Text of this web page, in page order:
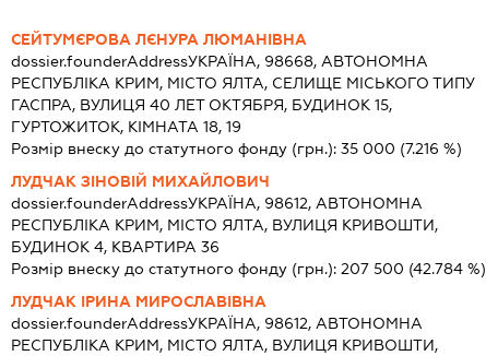
СЕЙТУМЄРОВА ЛЄНУРА ЛЮМАНІВНА
dossier.founderAddressУКРАЇНА, 98668, АВТОНОМНА
РЕСПУБЛІКА КРИМ, МІСТО ЯЛТА, СЕЛИЩЕ МІСЬКОГО ТИПУ
ГАСПРА, ВУЛИЦЯ 40 ЛЕТ ОКТЯБРЯ, БУДИНОК 15,
ГУРТОЖИТОК, КІМНАТА 18, 19
Розмір внеску до статутного фонду (грн.):35 000 (7.216 %)
ЛУДЧАК ЗІНОВІЙ МИХАЙЛОВИЧ
dossier.founderAddressУКРАЇНА, 98612, АВТОНОМНА
РЕСПУБЛІКА КРИМ, МІСТО ЯЛТА, ВУЛИЦЯ КРИВОШТИ,
БУДИНОК 4, КВАРТИРА 36
Розмір внеску до статутного фонду (грн.):207 500 (42.784 %)
ЛУДЧАК ІРИНА МИРОСЛАВІВНА
dossier.founderAddressУКРАЇНА, 98612, АВТОНОМНА
РЕСПУБЛІКА КРИМ, МІСТО ЯЛТА, ВУЛИЦЯ КРИВОШТИ,